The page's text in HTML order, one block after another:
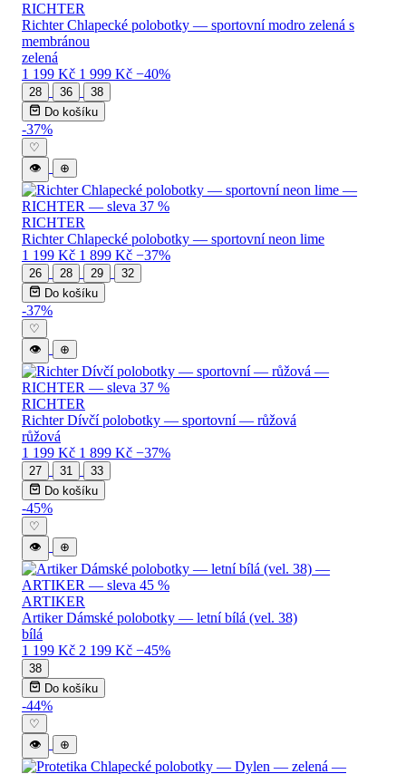
RICHTER
Richter Chlapecké polobotky — sportovní modro zelená s
membránou
zelená
1 199 Kč 1 999 Kč −40%
28 36
38
Do košíku
-37%
♡
👁
⊕
RICHTER
Richter Chlapecké polobotky — sportovní neon lime
1 199 Kč 1 899 Kč −37%
26 28 29
32
Do košíku
-37%
♡
👁
⊕
RICHTER
Richter Dívčí polobotky — sportovní — růžová
růžová
1 199 Kč 1 899 Kč −37%
27 31
33
Do košíku
-45%
♡
👁
⊕
ARTIKER
Artiker Dámské polobotky — letní bílá (vel. 38)
bílá
1 199 Kč 2 199 Kč −45%
38
Do košíku
-44%
♡
👁
⊕